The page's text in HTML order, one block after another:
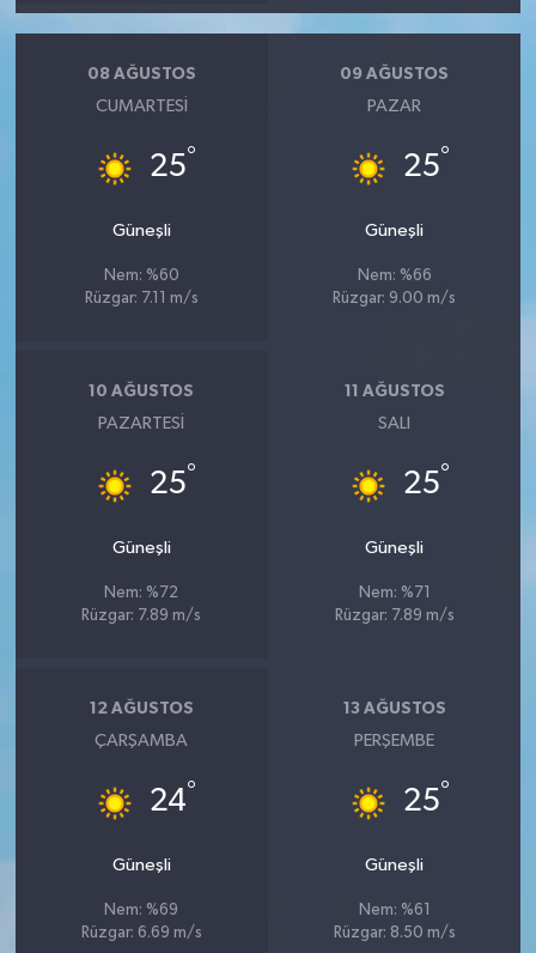
08 AĞUSTOS
CUMARTESI
25°
Güneşli
Nem: %60
Rüzgar: 7.11 m/s
09 AĞUSTOS
PAZAR
25°
Güneşli
Nem: %66
Rüzgar: 9.00 m/s
10 AĞUSTOS
PAZARTESI
25°
Güneşli
Nem: %72
Rüzgar: 7.89 m/s
11 AĞUSTOS
SALI
25°
Güneşli
Nem: %71
Rüzgar: 7.89 m/s
12 AĞUSTOS
ÇARŞAMBA
24°
Güneşli
Nem: %69
Rüzgar: 6.69 m/s
13 AĞUSTOS
PERŞEMBE
25°
Güneşli
Nem: %61
Rüzgar: 8.50 m/s